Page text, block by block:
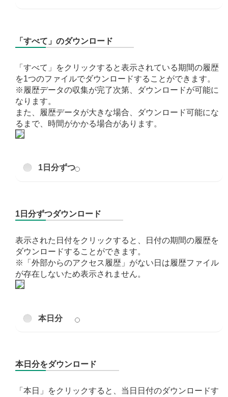
「すべて」のダウンロード
「すべて」をクリックすると表示されている期間の履歴
を1つのファイルでダウンロードすることができます。
※履歴データの収集が完了次第、ダウンロードが可能に
なります。
また、履歴データが大きな場合、ダウンロード可能にな
るまで、時間がかかる場合があります。
1日分ずつ
1日分ずつダウンロード
表示された日付をクリックすると、日付の期間の履歴を
ダウンロードすることができます。
※「外部からのアクセス履歴」がない日は履歴ファイル
が存在しないため表示されません。
本日分
本日分をダウンロード
「本日」をクリックすると、当日日付のダウンロードす